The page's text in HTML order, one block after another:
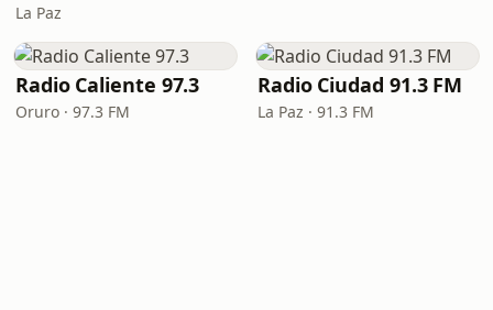
La Paz
Radio Caliente 97.3
Oruro · 97.3 FM
Radio Ciudad 91.3 FM
La Paz · 91.3 FM